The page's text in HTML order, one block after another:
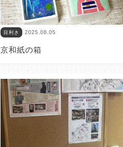
目利き 2025.08.05
京和紙の箱